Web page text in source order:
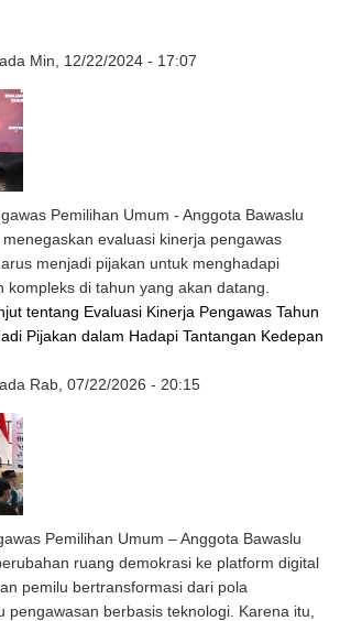
Min, 12/22/2024 - 17:07
Pemilihan Umum - Anggota Bawaslu
evaluasi kinerja pengawas
menjadi pijakan untuk menghadapi
kompleks di tahun yang akan datang.
tentang Evaluasi Kinerja Pengawas Tahun
Pijakan dalam Hadapi Tantangan Kedepan
Rab, 07/22/2026 - 20:15
Pemilihan Umum – Anggota Bawaslu
ruang demokrasi ke platform digital
pemilu bertransformasi dari pola
pengawasan berbasis teknologi. Karena itu,